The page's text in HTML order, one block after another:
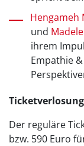
Hengameh
und
ihrem
Empathie
Der reguläre
bzw. 590 Euro